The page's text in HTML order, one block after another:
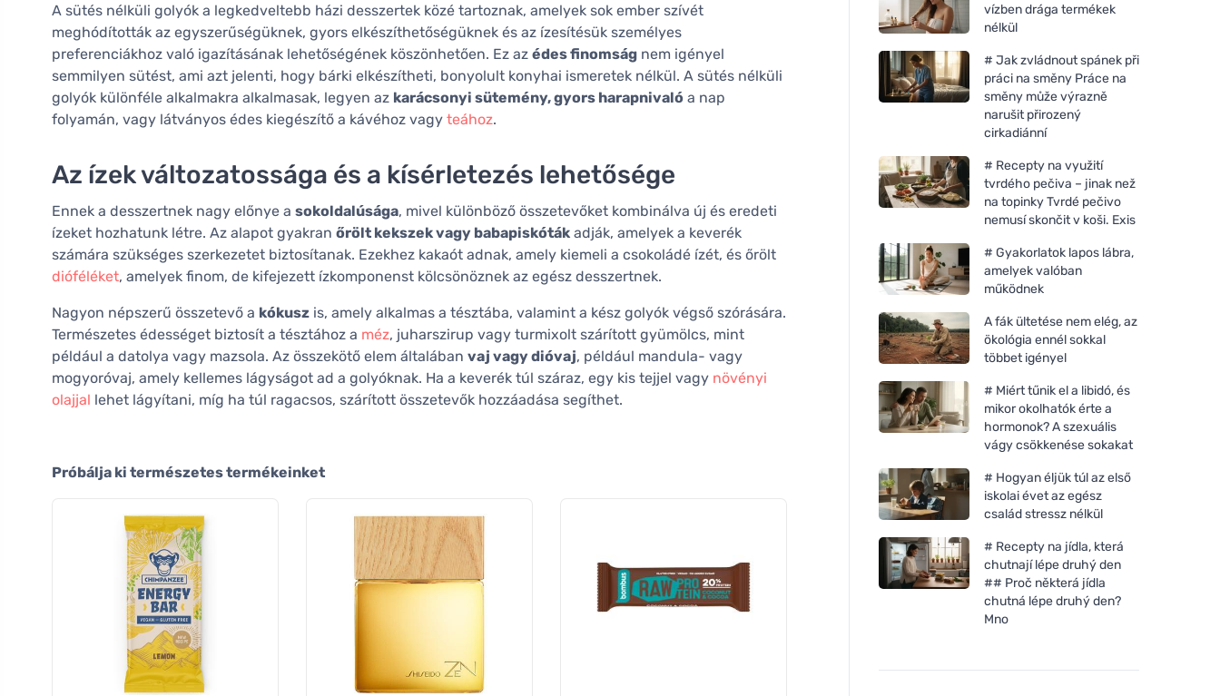
A sütés nélküli golyók a legkedveltebb házi desszertek közé tartoznak, amelyek sok ember szívét
meghódították az egyszerűségüknek, gyors elkészíthetőségüknek és az ízesítésük személyes
preferenciákhoz való igazításának lehetőségének köszönhetően. Ez az édes finomság nem igényel
semmilyen sütést, ami azt jelenti, hogy bárki elkészítheti, bonyolult konyhai ismeretek nélkül. A sütés nélküli
golyók különféle alkalmakra alkalmasak, legyen az karácsonyi sütemény, gyors harapnivaló a nap
folyamán, vagy látványos édes kiegészítő a kávéhoz vagy teához.
Az ízek változatossága és a kísérletezés lehetősége
Ennek a desszertnek nagy előnye a sokoldalúsága, mivel különböző összetevőket kombinálva új és eredeti
ízeket hozhatunk létre. Az alapot gyakran őrölt kekszek vagy babapiskóták adják, amelyek a keverék
számára szükséges szerkezetet biztosítanak. Ezekhez kakaót adnak, amely kiemeli a csokoládé ízét, és őrölt
dióféléket, amelyek finom, de kifejezett ízkomponenst kölcsönöznek az egész desszertnek.
Nagyon népszerű összetevő a kókusz is, amely alkalmas a tésztába, valamint a kész golyók végső szórására.
Természetes édességet biztosít a tésztához a méz, juharszirup vagy turmixolt szárított gyümölcs, mint
például a datolya vagy mazsola. Az összekötő elem általában vaj vagy dióvaj, például mandula- vagy
mogyoróvaj, amely kellemes lágyságot ad a golyóknak. Ha a keverék túl száraz, egy kis tejjel vagy növényi
olajjal lehet lágyítani, míg ha túl ragacsos, szárított összetevők hozzáadása segíthet.
Próbálja ki természetes termékeinket
vízben drága termékek
nélkül
# Jak zvládnout spánek při
práci na směny Práce na
směny může výrazně
narušit přirozený
cirkadiánní
# Recepty na využití
tvrdého pečiva – jinak než
na topinky Tvrdé pečivo
nemusí skončit v koši. Exis
# Gyakorlatok lapos lábra,
amelyek valóban
működnek
A fák ültetése nem elég, az
ökológia ennél sokkal
többet igényel
# Miért tűnik el a libidó, és
mikor okolhatók érte a
hormonok? A szexuális
vágy csökkenése sokakat
# Hogyan éljük túl az első
iskolai évet az egész
család stressz nélkül
# Recepty na jídla, která
chutnají lépe druhý den
## Proč některá jídla
chutná lépe druhý den?
Mno